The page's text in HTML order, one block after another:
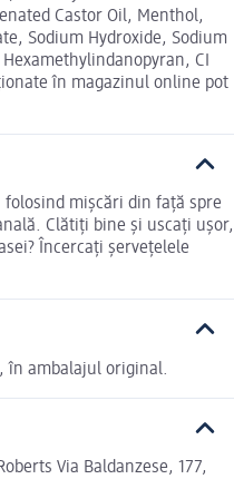
Castor Oil, Menthol,
Sodium Hydroxide, Sodium
CI
în magazinul online pot
mișcări din față spre
Clătiți bine și uscați ușor,
Încercați șervețelele
în ambalajul original.
Via Baldanzese, 177,